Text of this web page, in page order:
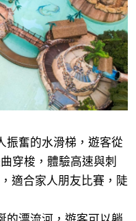
振奮的水滑梯，遊客從
穿梭，體驗高速與刺
適合家人朋友比賽，陡